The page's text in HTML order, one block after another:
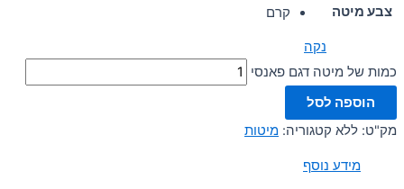
צבע מיטה
קרם
נקה
כמות של מיטה דגם פאנסי
הוספה לסל
מק"ט: ללא קטגוריה: מיטות
מידע נוסף